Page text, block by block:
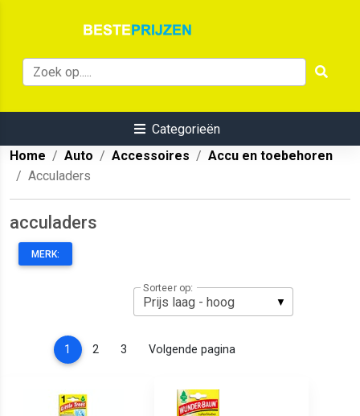
Categorieën
Home
Auto Accessoires
Accu en toebehoren
Acculaders
acculaders
MERK:
Sorteer op:
1 (current)
2 3 Volgende pagina